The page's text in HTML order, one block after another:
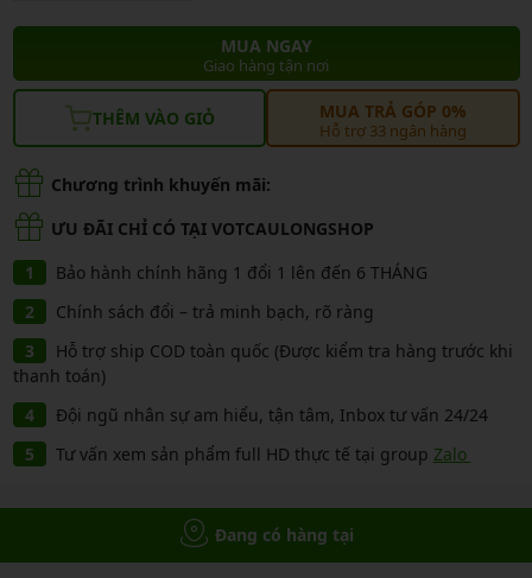
MUA NGAY
Giao hàng tận nơi
THÊM VÀO GIỎ MUA TRẢ GÓP 0%
Hỗ trợ 33 ngân hàng
Chương trình khuyến mãi:
ƯU ĐÃI CHỈ CÓ TẠI VOTCAULONGSHOP
Bảo hành chính hãng 1 đổi 1 lên đến 6 THÁNG
Chính sách đổi – trả minh bạch, rõ ràng
Hỗ trợ ship COD toàn quốc (Được kiểm tra hàng trước khi
thanh toán)
Đội ngũ nhân sự am hiểu, tận tâm, Inbox tư vấn 24/24
Tư vấn xem sản phẩm full HD thực tế tại group Zalo
Đang có hàng tại